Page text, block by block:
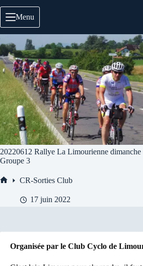
au
contenu
Menu
20220612 Rallye La Limourienne
Groupe 3
CR-Sorties Club
17 juin 2022
Organisée par le Club Cyclo de